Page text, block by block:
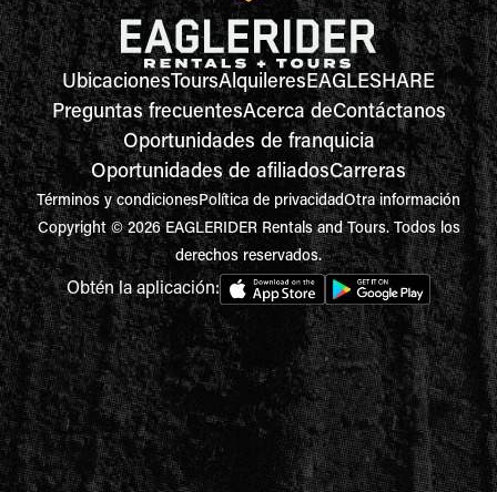
UbicacionesToursAlquileresEAGLESHARE
Preguntas frecuentesAcerca deContáctanos
Oportunidades de franquicia
Oportunidades de afiliadosCarreras
Términos y condicionesPolítica de privacidadOtra información
Copyright © 2026 EAGLERIDER Rentals and Tours. Todos los
derechos reservados.
Obtén la aplicación: